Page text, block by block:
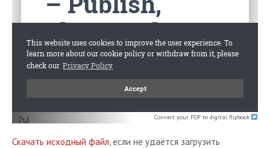
Convert your PDF to digital flipbook
Скачать исходный файл, если не удаётся загрузить